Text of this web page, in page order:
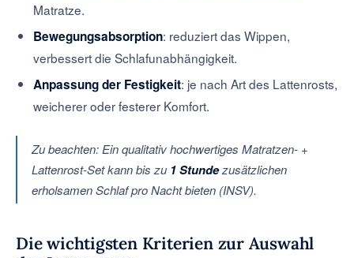
Matratze.
Bewegungsabsorption: reduziert das Wippen,
verbessert die Schlafunabhängigkeit.
Anpassung der Festigkeit: je nach Art des Lattenrosts,
weicherer oder festerer Komfort.
Zu beachten: Ein qualitativ hochwertiges Matratzen- +
Lattenrost-Set kann bis zu 1 Stundezusätzlichen
erholsamen Schlaf pro Nacht bieten (INSV).
Die wichtigsten Kriterien zur Auswahl